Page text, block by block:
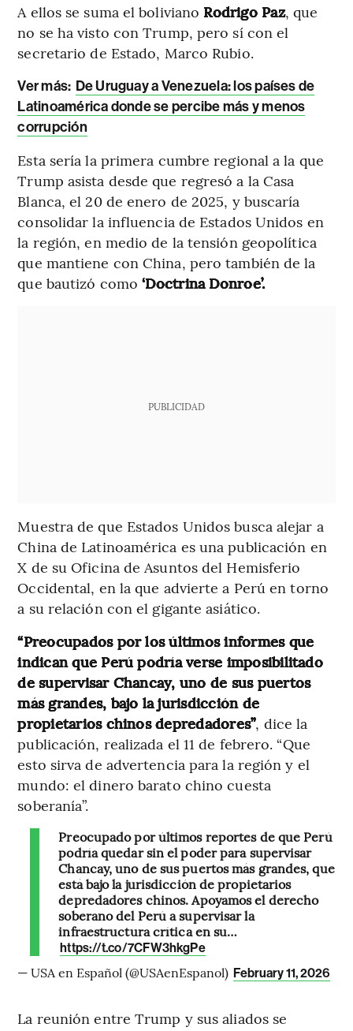
A ellos se suma el boliviano Rodrigo Paz, que
no se ha visto con Trump, pero sí con el
secretario de Estado, Marco Rubio.
Ver más: De Uruguay a Venezuela: los países de
Latinoamérica donde se percibe más y menos
corrupción
Esta sería la primera cumbre regional a la que
Trump asista desde que regresó a la Casa
Blanca, el 20 de enero de 2025, y buscaría
consolidar la influencia de Estados Unidos en
la región, en medio de la tensión geopolítica
que mantiene con China, pero también de la
que bautizó como‘Doctrina Donroe’.
PUBLICIDAD
Muestra de que Estados Unidos busca alejar a
China de Latinoamérica es una publicación en
X de su Oficina de Asuntos del Hemisferio
Occidental, en la que advierte a Perú en torno
a su relación con el gigante asiático.
“Preocupados por los últimos informes que
indican que Perú podría verse imposibilitado
de supervisar Chancay, uno de sus puertos
más grandes, bajo la jurisdicción de
propietarios chinos depredadores”, dice la
publicación, realizada el 11 de febrero. “Que
esto sirva de advertencia para la región y el
mundo: el dinero barato chino cuesta
soberanía”.
Preocupado por últimos reportes de que Perú
podría quedar sin el poder para supervisar
Chancay, uno de sus puertos más grandes, que
está bajo la jurisdicción de propietarios
depredadores chinos. Apoyamos el derecho
soberano del Perú a supervisar la
infraestructura crítica en su…
https://t.co/7CFW3hkgPe
— USA en Español (@USAenEspanol) February 11, 2026
La reunión entre Trump y sus aliados se